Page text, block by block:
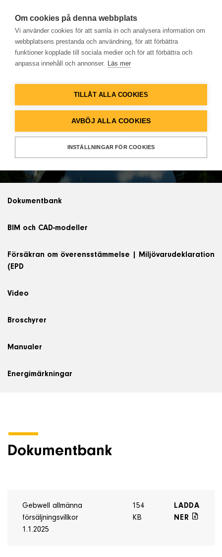
Hem
Lösningar
Databank
Om företaget
Kontakt & Support
+46 8 515 109 70
Dokumentbank
Dokumentbank
BIM och CAD-modeller
Försäkran om överensstämmelse | Miljövarudeklaration
(EPD
Video
Broschyrer
Manualer
Energimärkningar
Dokumentbank
Gebwell allmänna
försäljningsvillkor
1.1.2025
154
KB
LADDA
NER
Om cookies på denna webbplats
Vi använder cookies för att samla in och analysera information om
webbplatsens prestanda och användning, för att förbättra
funktioner kopplade till sociala medier och för att förbättra och
anpassa innehåll och annonser. Läs mer
TILLÅT ALLA COOKIES
AVBÖJ ALLA COOKIES
INSTÄLLNINGAR FÖR COOKIES